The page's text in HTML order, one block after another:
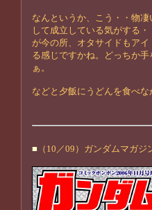
なんというか、こう・・物
して成立している気がする
が今の所、オタサイドもア
る感じですかね。どっちか
ぁ。
などと夕飯にうどんを食べな
■ （10／09）ガンダムマガジ